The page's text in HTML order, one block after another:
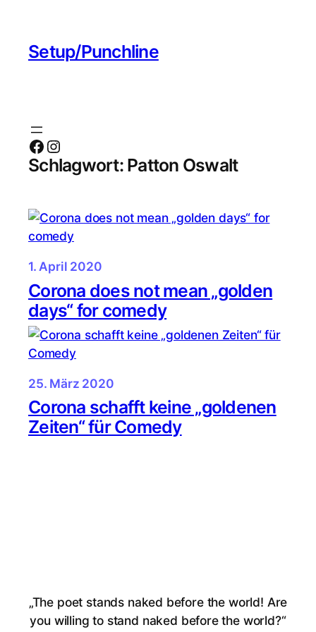
springen
Setup/Punchline
Facebook Instagram
Schlagwort: Patton Oswalt
1. April 2020
Corona does not mean „golden
days“ for comedy
25. März 2020
Corona schafft keine „goldenen
Zeiten“ für Comedy
„The poet stands naked before the world! Are
you willing to stand naked before the world?“